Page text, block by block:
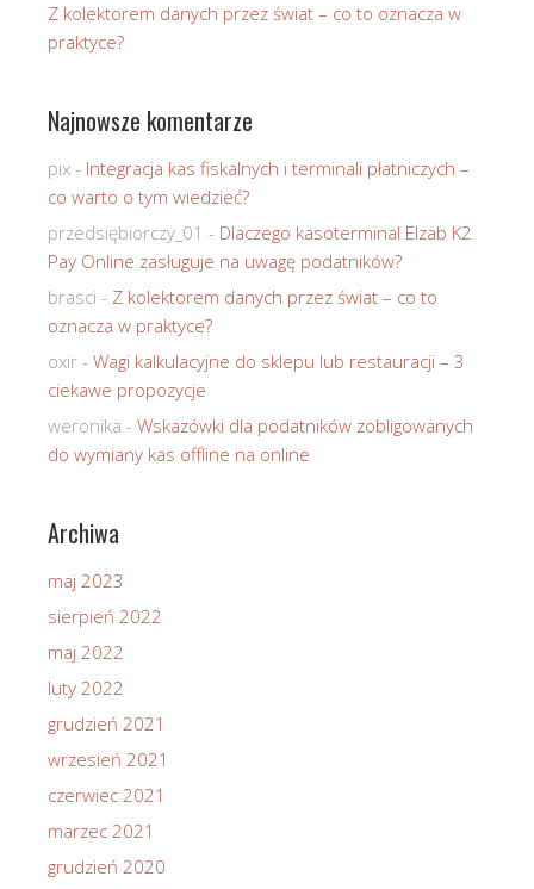
Z kolektorem danych przez świat – co to oznacza w
praktyce?
Najnowsze komentarze
pix - Integracja kas fiskalnych i terminali płatniczych –
co warto o tym wiedzieć?
przedsiębiorczy_01 - Dlaczego kasoterminal Elzab K2
Pay Online zasługuje na uwagę podatników?
brasci - Z kolektorem danych przez świat – co to
oznacza w praktyce?
oxir - Wagi kalkulacyjne do sklepu lub restauracji – 3
ciekawe propozycje
weronika - Wskazówki dla podatników zobligowanych
do wymiany kas offline na online
Archiwa
maj 2023
sierpień 2022
maj 2022
luty 2022
grudzień 2021
wrzesień 2021
czerwiec 2021
marzec 2021
grudzień 2020